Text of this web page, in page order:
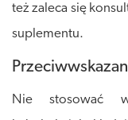
też zaleca się
suplementu.
Nie stosować